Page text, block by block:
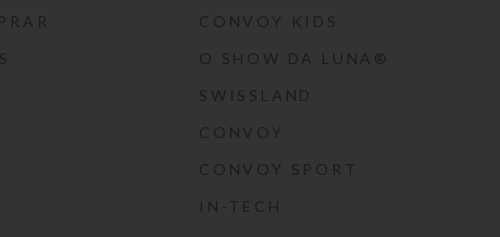
CONVOY KIDS
O SHOW DA LUNA®
SWISSLAND
CONVOY
CONVOY SPORT
IN-TECH